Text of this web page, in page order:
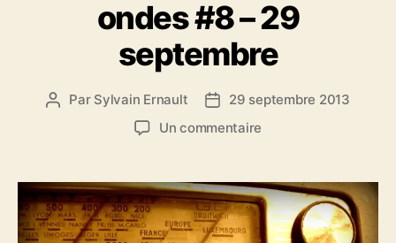
g
o
r
i
ondes #8 – 29
septembre
A
r
d
e
Par Sylvain Ernault
D
e
l
’
29 septembre 2013
Un commentaire
U
n
e